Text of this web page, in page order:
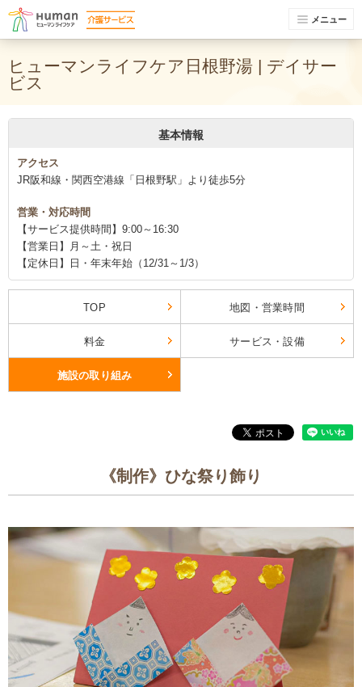
メニュー
ヒューマンライフケア日根野湯 | デイサー
ビス
基本情報
アクセス
JR阪和線・関西空港線「日根野駅」より徒歩5分
営業・対応時間
【サービス提供時間】9:00～16:30
【営業日】月～土・祝日
【定休日】日・年末年始（12/31～1/3）
TOP 地図・営業時間
料金 サービス・設備
施設の取り組み
《制作》ひな祭り飾り